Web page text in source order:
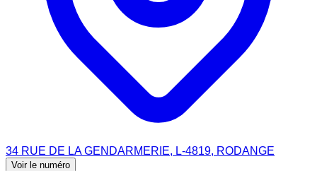
34 RUE DE LA GENDARMERIE, L-4819, RODANGE
Voir le numéro